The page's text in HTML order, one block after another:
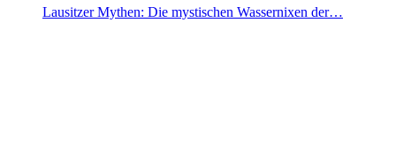
Lausitzer Mythen: Die mystischen Wassernixen der…